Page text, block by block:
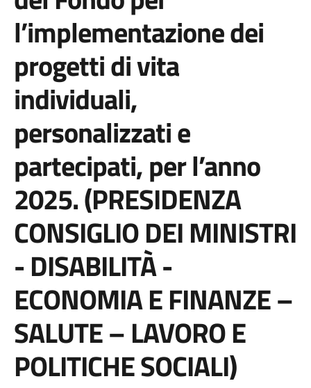
l’implementazione dei
progetti di vita
individuali,
personalizzati e
partecipati, per l’anno
2025. (PRESIDENZA
CONSIGLIO DEI MINISTRI
- DISABILITÀ -
ECONOMIA E FINANZE –
SALUTE – LAVORO E
POLITICHE SOCIALI)